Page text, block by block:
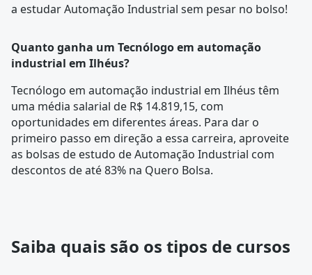
a estudar Automação Industrial sem pesar no bolso!
Quanto ganha um Tecnólogo em automação
industrial em Ilhéus?
Tecnólogo em automação industrial em Ilhéus têm
uma média salarial de R$ 14.819,15, com
oportunidades em diferentes áreas. Para dar o
primeiro passo em direção a essa carreira, aproveite
as bolsas de estudo de Automação Industrial com
descontos de até 83% na Quero Bolsa.
Saiba quais são os tipos de cursos